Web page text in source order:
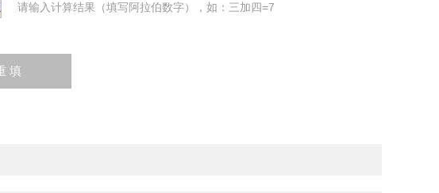
请输入计算结果（填写阿拉伯数字），如：三加四=7